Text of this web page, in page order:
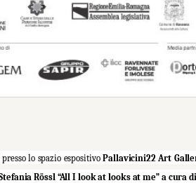
presso lo spazio espositivoPallavicini22 Art
Rössl “All I look at looks at me” a cura